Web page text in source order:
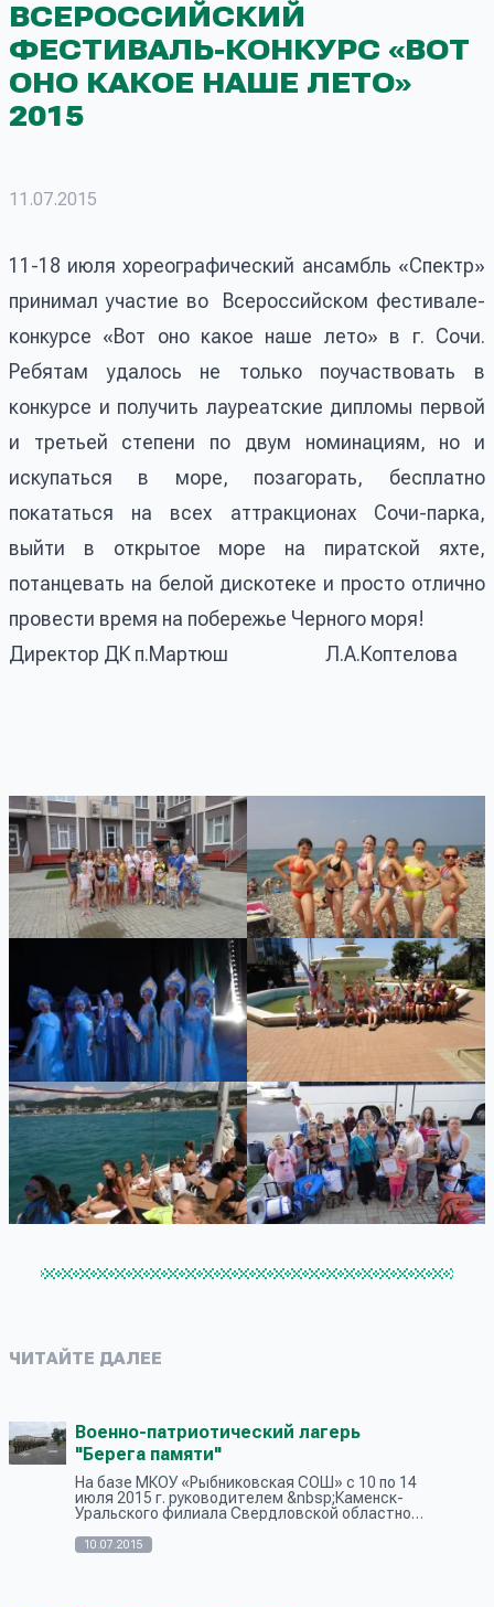
ВСЕРОССИЙСКИЙ
ФЕСТИВАЛЬ-КОНКУРС «ВОТ
ОНО КАКОЕ НАШЕ ЛЕТО»
2015
11.07.2015
11-18 июля хореографический ансамбль «Спектр»
принимал участие во Всероссийском фестивале-
конкурсе «Вот оно какое наше лето» в г. Сочи.
Ребятам удалось не только поучаствовать в
конкурсе и получить лауреатские дипломы первой
и третьей степени по двум номинациям, но и
искупаться в море, позагорать, бесплатно
покататься на всех аттракционах Сочи-парка,
выйти в открытое море на пиратской яхте,
потанцевать на белой дискотеке и просто отлично
провести время на побережье Черного моря!
Директор ДК п.Мартюш Л.А.Коптелова
ЧИТАЙТЕ ДАЛЕЕ
Военно-патриотический лагерь
"Берега памяти"
На базе МКОУ «Рыбниковская СОШ» с 10 по 14
июля 2015 г. руководителем &nbsp;Каменск-
Уральского филиала Свердловской областной
«Ассоциация патриотических отрядов «Во...
10.07.2015